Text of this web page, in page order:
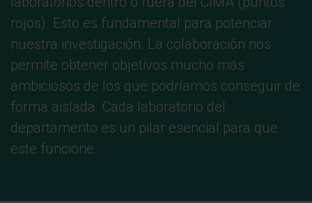
rojos). Esto es fundamental para potenciar
nuestra investigación. La colaboración nos
permite obtener objetivos mucho más
ambiciosos de los que podríamos conseguir de
forma aislada. Cada laboratorio del
departamento es un pilar esencial para que
este funcione.